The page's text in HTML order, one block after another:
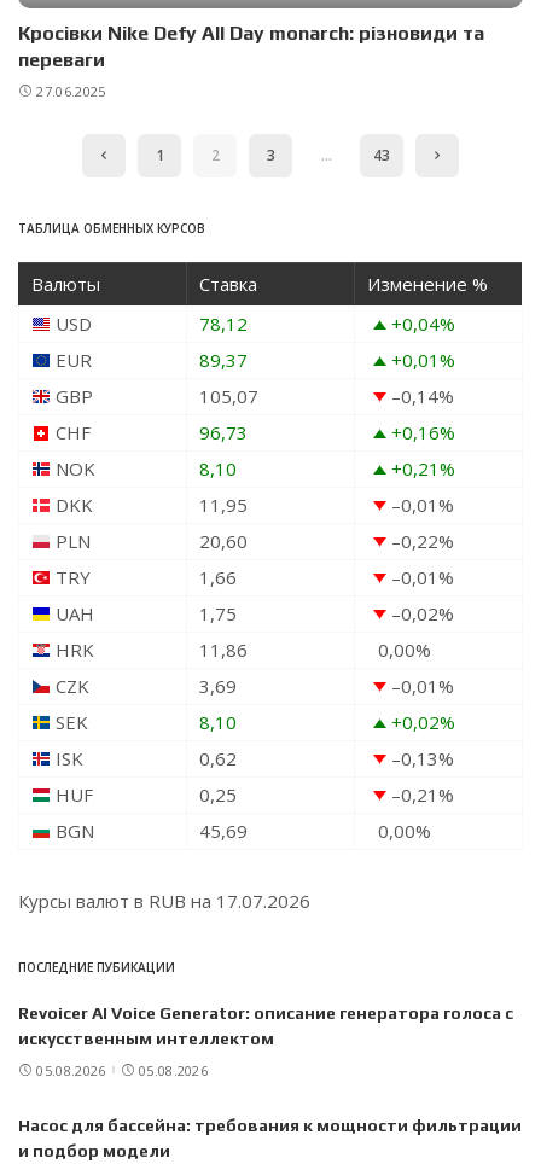
Кросівки Nike Defy All Day monarch: різновиди та
переваги
27.06.2025
1 2 3 … 43
ТАБЛИЦА ОБМЕННЫХ КУРСОВ
Валюты Ставка
Изменение %
USD
78,12 +0,04%
EUR
89,37 +0,01%
GBP
105,07 –0,14%
CHF
96,73 +0,16%
NOK
8,10 +0,21%
DKK
11,95 –0,01%
PLN
20,60 –0,22%
TRY
1,66 –0,01%
UAH
1,75 –0,02%
HRK
11,86 0,00%
CZK
3,69 –0,01%
SEK
8,10 +0,02%
ISK
0,62 –0,13%
HUF
0,25 –0,21%
BGN
45,69 0,00%
Курсы валют в RUB на 17.07.2026
ПОСЛЕДНИЕ ПУБИКАЦИИ
Revoicer AI Voice Generator: описание генератора голоса с
искусственным интеллектом
05.08.2026 05.08.2026
Насос для бассейна: требования к мощности фильтрации
и подбор модели